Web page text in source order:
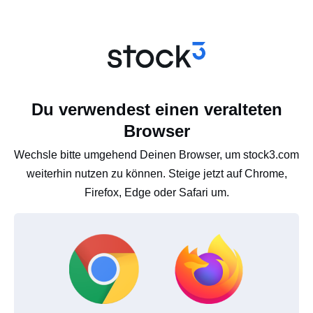
Du verwendest einen veralteten
Browser
Wechsle bitte umgehend Deinen Browser, um stock3.com
weiterhin nutzen zu können. Steige jetzt auf Chrome,
Firefox, Edge oder Safari um.